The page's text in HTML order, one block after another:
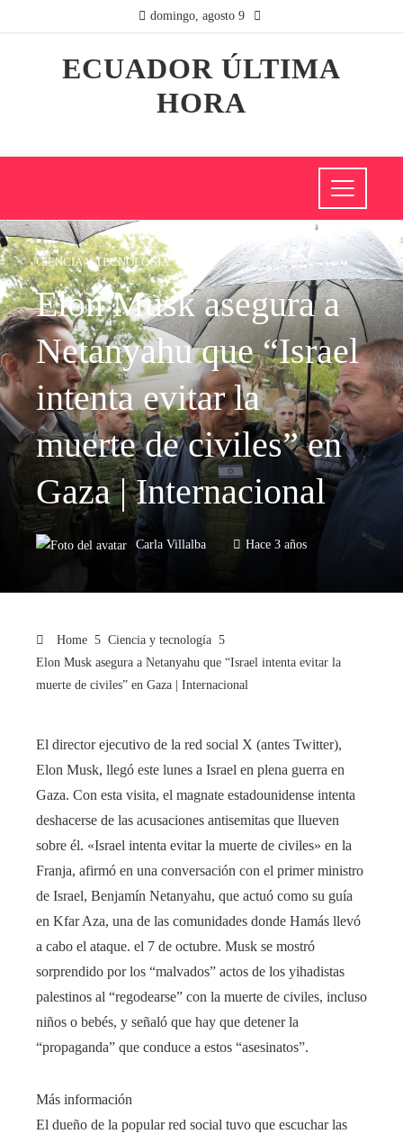
domingo, agosto 9
ECUADOR ÚLTIMA
HORA
CIENCIA Y TECNOLOGÍA
Elon Musk asegura a
Netanyahu que “Israel
intenta evitar la
muerte de civiles” en
Gaza | Internacional
Carla Villalba Hace 3 años
Home
Ciencia y tecnología
Elon Musk asegura a Netanyahu que “Israel intenta evitar la
muerte de civiles” en Gaza | Internacional
El director ejecutivo de la red social X (antes Twitter),
Elon Musk, llegó este lunes a Israel en plena guerra en
Gaza. Con esta visita, el magnate estadounidense intenta
deshacerse de las acusaciones antisemitas que llueven
sobre él. «Israel intenta evitar la muerte de civiles» en la
Franja, afirmó en una conversación con el primer ministro
de Israel, Benjamín Netanyahu, que actuó como su guía
en Kfar Aza, una de las comunidades donde Hamás llevó
a cabo el ataque. el 7 de octubre. Musk se mostró
sorprendido por los “malvados” actos de los yihadistas
palestinos al “regodearse” con la muerte de civiles, incluso
niños o bebés, y señaló que hay que detener la
“propaganda” que conduce a estos “asesinatos”.
Más información
El dueño de la popular red social tuvo que escuchar las